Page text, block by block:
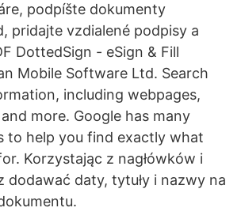
podpíšte dokumenty
pridajte vzdialené podpisy a
DottedSign - eSign & Fill
Mobile Software Ltd. Search
including webpages,
more. Google has many
to help you find exactly what
Korzystając z nagłówków i
dodawać daty, tytuły i nazwy na